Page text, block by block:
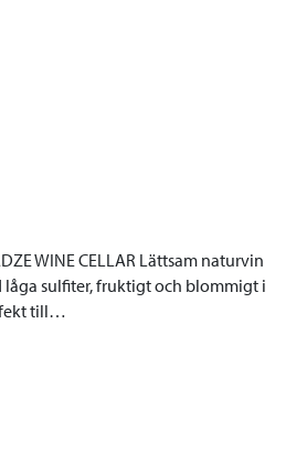
WINE CELLAR Lättsam naturvin
sulfiter, fruktigt och blommigt i
till…